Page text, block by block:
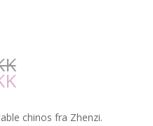
chinos fra Zhenzi.